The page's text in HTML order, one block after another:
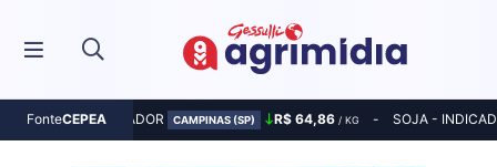
FonteCEPEA
MILHO - INDICADOR CAMPINAS (SP) R$ 64,86 / KG SOJA -